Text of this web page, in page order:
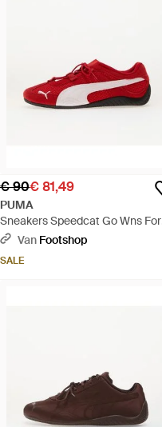
€ 90€ 81,49
PUMA
Sneakers Speedcat Go Wns For
All Time- Eur - Rood
Van Footshop
SALE